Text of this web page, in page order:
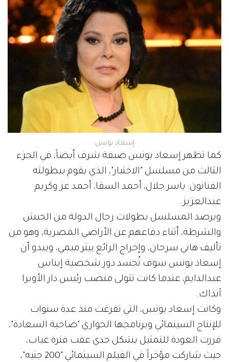
إسعاد يونس
كما تظهر إسعاد يونس ضيفة شرف أيضاً، في الجزء
الثالث من مسلسل "الاختيار"، الذي يقوم ببطولته
الفنانون: ياسر جلال، أحمد السقا، أحمد عز وكريم
عبدالعزيز.
ويرصد المسلسل بطولات رجال الدولة من الجيش
والشرطة، أثناء دفاعهم عن الأراضي المصرية، وهو من
تأليف هاني سرحان، وإخراج الرائع بيتر ميمي، ويبدو أن
إسعاد يونس سوف تُجسد دور شخصية إيناس
عبدالدايم، عندما كانت تتولى منصب رئيس دار الأوبرا
آنذاك.
وكانت إسعاد يونس، التي تفرغت منذ عدة سنوات
للإنتاج السينمائي وبرنامجها الحواري "صاحبة السعادة"،
قررت العودة للتمثيل بشكل جدي عقب فترة غياب،
حيث شاركت مؤخراً في الفيلم السينمائي "200 جنيه"،